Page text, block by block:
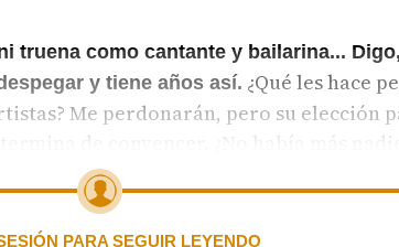
truena como cantante y bailarina...
y tiene años así. ¿Qué les hace
Me perdonarán, pero su elección
termina de convencer. ¿No había más nadie?
oración para que haga que me trague mis
PARA SEGUIR LEYENDO